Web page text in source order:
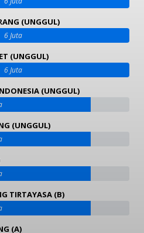
(UNGGUL)
6 Juta
(UNGGUL)
6 Juta
(UNGGUL)
(UNGGUL)
TIRTAYASA (B)
(A)